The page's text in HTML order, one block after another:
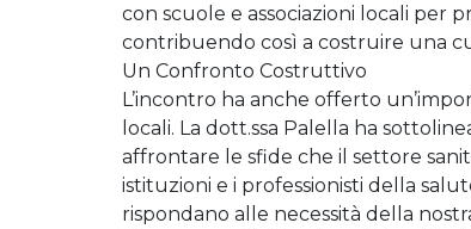
con scuole e associazioni locali per
contribuendo così a costruire una
Un Confronto Costruttivo
L’incontro ha anche offerto
locali. La dott.ssa Palella ha
affrontare le sfide che il settore
istituzioni e i professionisti della
rispondano alle necessità della